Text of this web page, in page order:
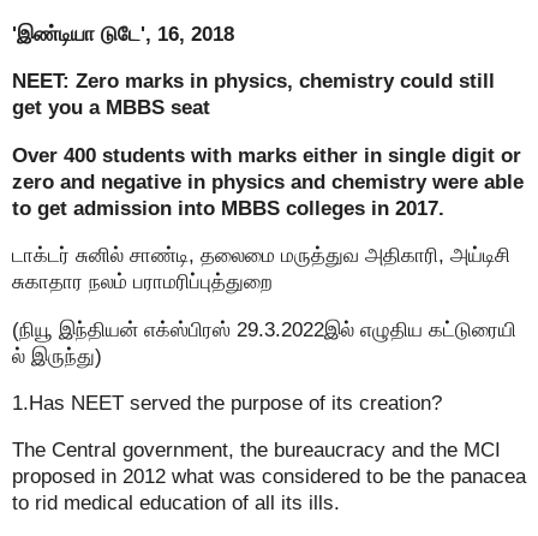
'இண்டியா டுடே', 16, 2018
NEET: Zero marks in physics, chemistry could still
get you a MBBS seat
Over 400 students with marks either in single digit or
zero and negative in physics and chemistry were able
to get admission into MBBS colleges in 2017.
டாக்டர் சுனில் சாண்டி, தலைமை மருத்துவ அதிகாரி, அய்டிசி
சுகாதார நலம் பராமரிப்புத்துறை
(நியூ இந்தியன் எக்ஸ்பிரஸ் 29.3.2022இல் எழுதிய கட்டுரையி
ல் இருந்து)
1.Has NEET served the purpose of its creation?
The Central government, the bureaucracy and the MCI
proposed in 2012 what was considered to be the panacea
to rid medical education of all its ills.